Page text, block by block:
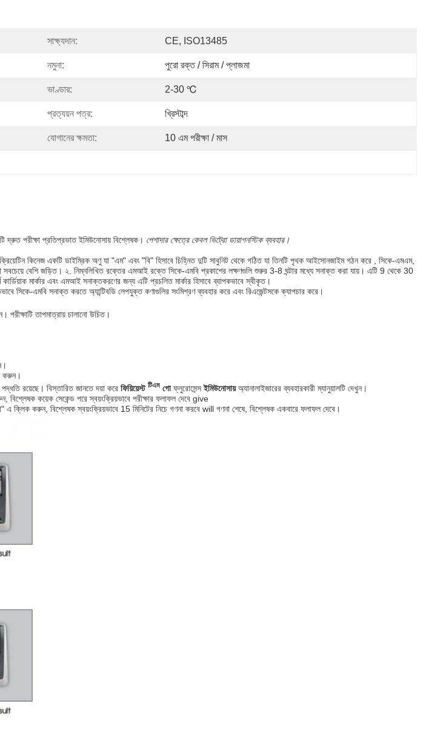
সাক্ষ্যদান: CE, ISO13485
নমুনা: পুরো রক্ত ​​/ সিরাম / প্লাজমা
ভাণ্ডার: 2-30 ℃
প্রত্যয়ন পত্র: খ্রিস্টাব্দ
যোগানের ক্ষমতা: 10 এম পরীক্ষা / মাস
দ্রুত পরীক্ষা প্রতিপ্রভাত ইমিউনোসায় বিশ্লেষক। পেশাদার ক্ষেত্রে কেবল ভিট্রো ডায়াগনস্টিক ব্যবহার।
কিনেজ একটি ডাইম্রিক অণু যা "এম" এবং "বি" হিসাবে চিহ্নিত দুটি সাবুনিট থেকে গঠিত যা তিনটি পৃথক আইসোনজাইম গঠন করে , সিকে-এমএম,
সবচেয়ে বেশি জড়িত। ২. নিম্নলিখিত রক্তের এমআই রক্তে সিকে-এমবি প্রকাশের লক্ষণগুলি শুরুর 3-8 ঘন্টার মধ্যে সনাক্ত করা যায়। এটি 9 থেকে 30
মার্কার এবং এমআই সনাক্তকরণের জন্য এটি প্রচলিত মার্কার হিসাবে ব্যাপকভাবে স্বীকৃত।
সিকে-এমবি সনাক্ত করতে অ্যান্টিবডি লেপযুক্ত কণাগুলির সংমিশ্রণ ব্যবহার করে এবং রিএজেন্টসকে ক্যাপচার করে।
পরীক্ষাটি তাপমাত্রায় চালানো উচিত।
করুন।
রয়েছে। বিস্তারিত জানতে দয়া করে ফিয়িয়েস্ট টিএম গোফ্লুরোসেন্সইমিউনোসায়অ্যানালাইজারের ব্যবহারকারী ম্যানুয়ালটি দেখুন।
বিশ্লেষক কয়েক সেকেন্ড পরে স্বয়ংক্রিয়ভাবে পরীক্ষার ফলাফল দেবে give
এ ক্লিক করুন, বিশ্লেষক স্বয়ংক্রিয়ভাবে 15 মিনিটের নিচে গণনা করবে will গণনা শেষে, বিশ্লেষক একবারে ফলাফল দেবে।